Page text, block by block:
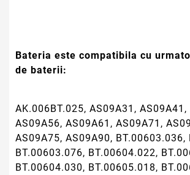
Bateria este compatibila cu
de baterii:
AK.006BT.025, AS09A31, AS09A41,
AS09A56, AS09A61, AS09A71,
AS09A75, AS09A90, BT.00603.036,
BT.00603.076, BT.00604.022,
BT.00604.030, BT.00605.018,